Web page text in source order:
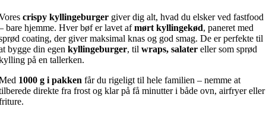
crispy kyllingeburger giver dig alt, hvad du elsker ved fastfood
bare hjemme. Hver bøf er lavet afmørt kyllingekød, paneret med
coating, der giver maksimal knas og god smag. De er perfekte til
bygge din egen kyllingeburger, til wraps, salater eller som sprød
på en tallerken.
1000 g i pakken får du rigeligt til hele familien – nemme at
direkte fra frost og klar på få minutter i både ovn, airfryer eller